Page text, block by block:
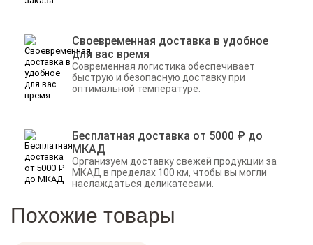
Своевременная доставка в удобное
для вас время
Современная логистика обеспечивает
быструю и безопасную доставку при
оптимальной температуре.
Бесплатная доставка от 5000 ₽ до
МКАД
Организуем доставку свежей продукции за
МКАД в пределах 100 км, чтобы вы могли
наслаждаться деликатесами.
Похожие товары